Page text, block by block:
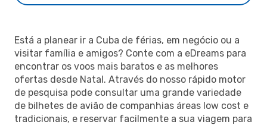
Está a planear ir a Cuba de férias, em negócio ou a
visitar família e amigos? Conte com a eDreams para
encontrar os voos mais baratos e as melhores
ofertas desde Natal. Através do nosso rápido motor
de pesquisa pode consultar uma grande variedade
de bilhetes de avião de companhias áreas low cost e
tradicionais, e reservar facilmente a sua viagem para